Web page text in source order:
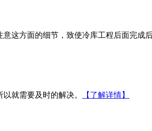
这方面的细节，致使冷库工程后面完成后
就需要及时的解决。 【了解详情】